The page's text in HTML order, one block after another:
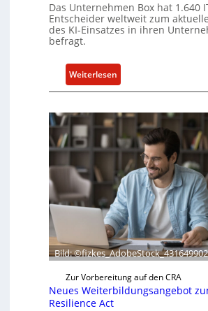
Das Unternehmen Box hat 1.640
Entscheider weltweit zum
des KI-Einsatzes in ihren
befragt.
Weiterlesen:
B
x
i
f
e
r
t
a
k
t
u
e
Bild: ©fizkes_AdobeStock_431649902
Zur Vorbereitung auf den CRA
Neues Weiterbildungsangebot
Resilience Act